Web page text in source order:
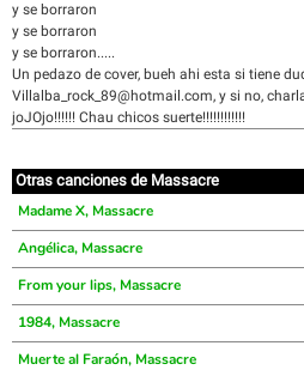
y se borraron
y se borraron
y se borraron.....
Un pedazo de cover, bueh ahi esta si tiene
Villalba_rock_89@hotmail.com, y si no,
joJOjo!!!!!! Chau chicos suerte!!!!!!!!!!!!
Otras canciones de Massacre
Madame X, Massacre
Angélica, Massacre
From your lips, Massacre
1984, Massacre
Muerte al Faraón, Massacre